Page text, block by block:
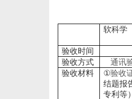
软科学
验收时间
验收方式
通讯
验收材料
①验收
结题报
专利等